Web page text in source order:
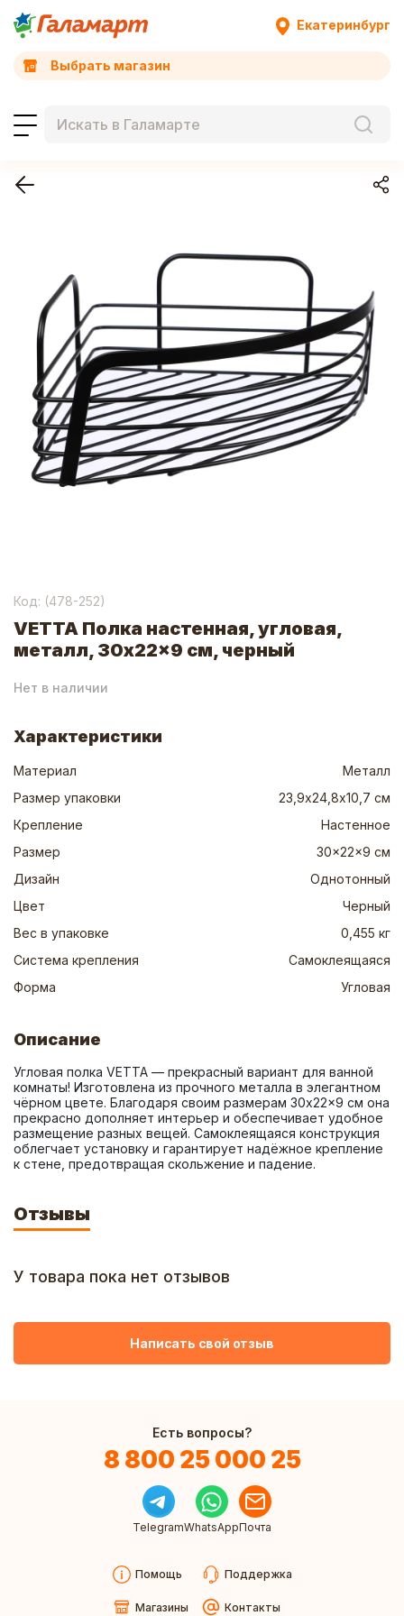
Екатеринбург
Выбрать магазин
Код: (478-252)
VETTA Полка настенная, угловая,
металл, 30x22x9 см, черный
Нет в наличии
Характеристики
Материал
Металл
Размер упаковки
23,9х24,8х10,7 см
Крепление
Настенное
Размер
30x22x9 см
Дизайн
Однотонный
Цвет
Черный
Вес в упаковке
0,455 кг
Система крепления
Самоклеящаяся
Форма
Угловая
Описание
Угловая полка VETTA — прекрасный вариант для ванной
комнаты! Изготовлена из прочного металла в элегантном
чёрном цвете. Благодаря своим размерам 30x22x9 см она
прекрасно дополняет интерьер и обеспечивает удобное
размещение разных вещей. Самоклеящаяся конструкция
облегчает установку и гарантирует надёжное крепление
к стене, предотвращая скольжение и падение.
Отзывы
У товара пока нет отзывов
Написать свой отзыв
Есть вопросы?
8 800 25 000 25
TelegramWhatsAppПочта
Помощь Поддержка
Магазины Контакты